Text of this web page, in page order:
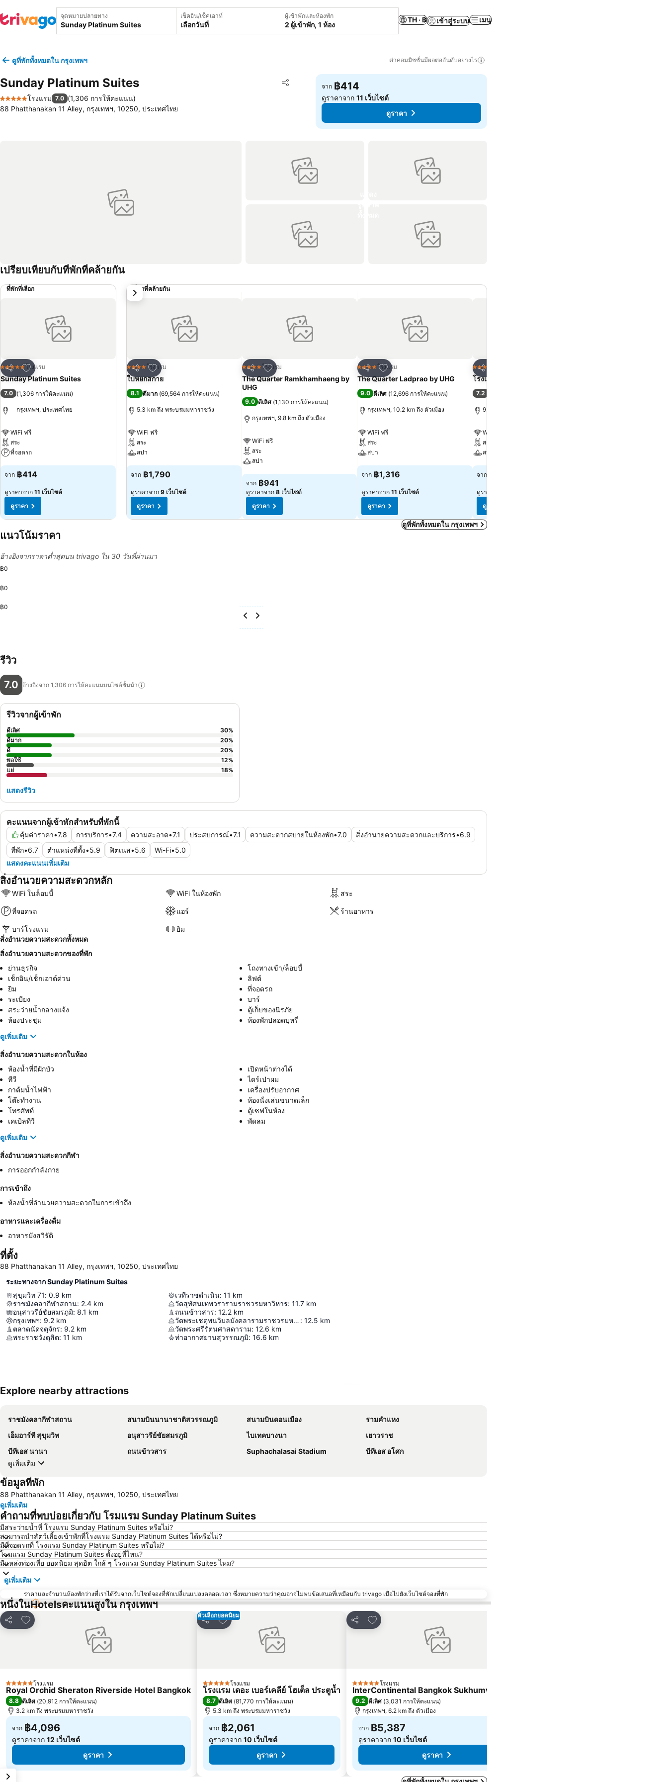
จุดหมายปลายทาง เช็คอิน/เช็คเอาท์
เลือกวันที่
ผู้เข้าพักและห้องพัก
2 ผู้เข้าพัก, 1 ห้อง
TH · ฿ เข้าสู่ระบบ เมนู
ดูที่พักทั้งหมดใน กรุงเทพฯ ค่าคอมมิชชั่นมีผลต่ออันดับอย่างไร
Sunday Platinum Suites แชร์
เพิ่มในรายการโปรด
5 ดาว
โรงแรม 7.0 (1,306 การให้คะแนน)
88 Phatthanakan 11 Alley, กรุงเทพฯ, 10250, ประเทศไทย
จาก ฿414
ดูราคาจาก11 เว็บไซต์
ดูราคา
เปรียบเทียบกับที่พักที่คล้ายกัน
ที่พักที่เลือก
แชร์
เพิ่มในรายการโปรด
5 ดาว โรงแรม
Sunday Platinum Suites
7.0 (1,306 การให้คะแนน)
กรุงเทพฯ, ประเทศไทย
WiFi ฟรี
สระ
ที่จอดรถ
ดูราคา
จาก ฿414
ดูราคาจาก 11 เว็บไซต์
ดูราคา
ที่พักที่คล้ายกัน
แชร์
เพิ่มในรายการโปรด
4 ดาว โรงแรม
ใบหยกสกาย
8.1 ดีมาก (69,564 การให้คะแนน)
5.3 km ถึง พระบรมมหาราชวัง
WiFi ฟรี
สระ
สปา
ดูราคา
จาก ฿1,790
ดูราคาจาก 9 เว็บไซต์
ดูราคา
แชร์
เพิ่มในรายการโปรด
4 ดาว โรงแรม
The Quarter Ramkhamhaeng by
UHG
9.0 ดีเลิศ (1,130 การให้คะแนน)
กรุงเทพฯ, 9.8 km ถึง ตัวเมือง
WiFi ฟรี
สระ
สปา
ดูราคา
จาก ฿941
ดูราคาจาก 8 เว็บไซต์
ดูราคา
แชร์
เพิ่มในรายการโปรด
4 ดาว โรงแรม
The Quarter Ladprao by UHG
9.0 ดีเลิศ (12,696 การให้คะแนน)
กรุงเทพฯ, 10.2 km ถึง ตัวเมือง
WiFi ฟรี
สระ
สปา
ดูราคา
จาก ฿1,316
ดูราคาจาก 11 เว็บไซต์
ดูราคา
แชร์
4 ดาว
โรงแรมเอเชีย กรุงเทพ
7.2
9.1 km ถึง พระบรมมหาราชวัง
WiFi ฟรี
สระ
สปา
ดูราคา
จาก
ดูราคาจาก
ดูราคา
ถัดไป
ดูที่พักทั้งหมดใน กรุงเทพฯ
แนวโน้มราคา
อ้างอิงจากราคาต่ำสุดบน trivago ใน 30 วันที่ผ่านมา
฿0
฿0
฿0
รีวิว
7.0 อ้างอิงจาก 1,306 การให้คะแนนบนไซต์ชั้นนำ
คะแนนจากผู้เข้าพักสำหรับที่พักนี้
คุ้มค่าราคา•7.8 การบริการ•7.4 ความสะอาด•7.1 ประสบการณ์•7.1 ความสะดวกสบายในห้องพัก•7.0 สิ่งอำนวยความสะดวกและบริการ•6.9
ที่พัก•6.7 ตำแหน่งที่ตั้ง•5.9 ฟิตเนส•5.6 Wi-Fi•5.0
แสดงคะแนนเพิ่มเติม
รีวิวจากผู้เข้าพัก
ดีเลิศ 30%
ดีมาก
20%
ดี
20%
พอใช้
12%
แย่
18%
แสดงรีวิว
สิ่งอำนวยความสะดวกหลัก
WiFi ในล็อบบี้ WiFi ในห้องพัก สระ
ที่จอดรถ แอร์ ร้านอาหาร
บาร์โรงแรม
ยิม
สิ่งอำนวยความสะดวกทั้งหมด
สิ่งอำนวยความสะดวกของที่พัก
ย่านธุรกิจ
โถงทางเข้า/ล็อบบี้
เช็กอิน/เช็กเอาต์ด่วน
ลิฟต์
ยิม
ที่จอดรถ
ระเบียง
บาร์
สระว่ายน้ำกลางแจ้ง
ตู้เก็บของนิรภัย
ห้องประชุม
ห้องพักปลอดบุหรี่
ดูเพิ่มเติม
สิ่งอำนวยความสะดวกในห้อง
ห้องน้ำที่มีฝักบัว
เปิดหน้าต่างได้
ทีวี
ไดร์เป่าผม
กาต้มน้ำไฟฟ้า
เครื่องปรับอากาศ
โต๊ะทำงาน
ห้องนั่งเล่นขนาดเล็ก
โทรศัพท์
ตู้เซฟในห้อง
เคเบิลทีวี
พัดลม
ดูเพิ่มเติม
สิ่งอำนวยความสะดวกกีฬา
การออกกำลังกาย
การเข้าถึง
ห้องน้ำที่อำนวยความสะดวกในการเข้าถึง
อาหารและเครื่องดื่ม
อาหารมังสวิรัติ
ที่ตั้ง
88 Phatthanakan 11 Alley, กรุงเทพฯ, 10250, ประเทศไทย
ระยะทางจาก Sunday Platinum Suites
สุขุมวิท 71: 0.9 km
ราชมังคลากีฬาสถาน: 2.4 km
อนุสาวรีย์ชัยสมรภูมิ: 8.1 km
กรุงเทพฯ: 9.2 km
ตลาดนัดจตุจักร: 9.2 km
พระราชวังดุสิต: 11 km
เวทีราชดำเนิน: 11 km
วัดสุทัศนเทพวรารามราชวรมหาวิหาร: 11.7 km
ถนนข้าวสาร: 12.2 km
วัดพระเชตุพนวิมลมังคลารามราชวรมหาวิหาร : 12.5 km
วัดพระศรีรัตนศาสดาราม: 12.6 km
ท่าอากาศยานสุวรรณภูมิ: 16.6 km
Explore nearby attractions
ราชมังคลากีฬาสถาน สนามบินนานาชาติสวรรณภูมิ สนามบินดอนเมือง
รามคำแหง
เอ็มอาร์ที สุขุมวิท
อนุสาวรีย์ชัยสมรภูมิ ไบเทคบางนา
เยาวราช
บีทีเอส นานา
ถนนข้าวสาร Suphachalasai Stadium
บีทีเอส อโศก
ดูเพิ่มเติม
ข้อมูลที่พัก
88 Phatthanakan 11 Alley, กรุงเทพฯ, 10250, ประเทศไทย
ดูเพิ่มเติม
คำถามที่พบบ่อยเกี่ยวกับ โรมแรม Sunday Platinum Suites
มีสระว่ายน้ำที่ โรงแรม Sunday Platinum Suites หรือไม่?
สามารถนำสัตว์เลี้ยงเข้าพักที่โรงแรม Sunday Platinum Suites ได้หรือไม่?
มีที่จอดรถที่ โรงแรม Sunday Platinum Suites หรือไม่?
โรมแรม Sunday Platinum Suites ตั้งอยู่ที่ไหน?
มีแหล่งท่องเที่ย ยอดนิยม สุดฮิต ใกล้ ๆ โรงแรม Sunday Platinum Suites ไหม?
ดูเพิ่มเติม
ราคาและจำนวนห้องพักว่างที่เราได้รับจากเว็บไซต์จองที่พักเปลี่ยนแปลงตลอดเวลา ซึ่งหมายความว่าคุณอาจไม่พบข้อเสนอที่เหมือนกับ trivago เมื่อไปยังเว็บไซต์จองที่พัก
หนึ่งในHotelsคะแนนสูงใน กรุงเทพฯ
แชร์
เพิ่มในรายการโปรด
5 ดาว โรงแรม
Royal Orchid Sheraton Riverside Hotel Bangkok
8.8 ดีเลิศ (20,912 การให้คะแนน)
3.2 km ถึง พระบรมมหาราชวัง
จาก ฿4,096
ดูราคาจาก 12 เว็บไซต์
ดูราคา
ตัวเลือกยอดนิยม
แชร์
เพิ่มในรายการโปรด
5 ดาว โรงแรม
โรงแรม เดอะ เบอร์เคลีย์ โฮเต็ล ประตูน้ำ
8.7 ดีเลิศ (81,770 การให้คะแนน)
5.3 km ถึง พระบรมมหาราชวัง
จาก ฿2,061
ดูราคาจาก 10 เว็บไซต์
ดูราคา
แชร์
เพิ่มในรายการโปรด
5 ดาว โรงแรม
InterContinental Bangkok Sukhumvit by IHG
9.2 ดีเลิศ (3,031 การให้คะแนน)
กรุงเทพฯ, 6.2 km ถึง ตัวเมือง
จาก ฿5,387
ดูราคาจาก 10 เว็บไซต์
ดูราคา